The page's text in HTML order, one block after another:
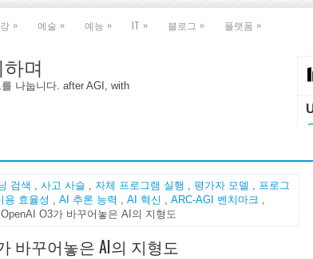
» 예술 » 예능 » IT » 블로그 » 플랫폼 »
며
나눕니다. after AGI, with
검색 , 사고 사슬 , 자체 프로그램 실행 , 평가자 모델 , 프로그
용 효율성 , AI 추론 능력 , AI 혁신 , ARC-AGI 벤치마크 ,
O3가 바꾸어놓은 AI의 지형도
가 바꾸어놓은 AI의 지형도